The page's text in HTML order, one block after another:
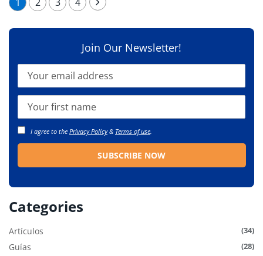
Join Our Newsletter!
I agree to the Privacy Policy& Terms of use.
Categories
Artículos (34)
Guías (28)